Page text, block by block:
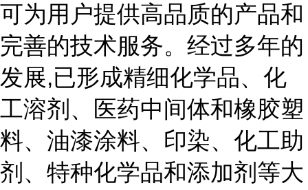
可为用户提供高品质的产品和
完善的技术服务。经过多年的
发展,已形成精细化学品、化
工溶剂、医药中间体和橡胶塑
料、油漆涂料、印染、化工助
剂、特种化学品和添加剂等大